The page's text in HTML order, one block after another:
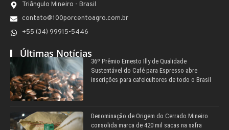
Triângulo Mineiro - Brasil
contato@100porcentoagro.com.br
+55 (34) 99915-5446
Últimas Notícias
36º Prêmio Ernesto Illy de Qualidade
Sustentável do Café para Espresso abre
inscrições para cafeicultores de todo o Brasil
Denominação de Origem do Cerrado Mineiro
consolida marca de 420 mil sacas na safra